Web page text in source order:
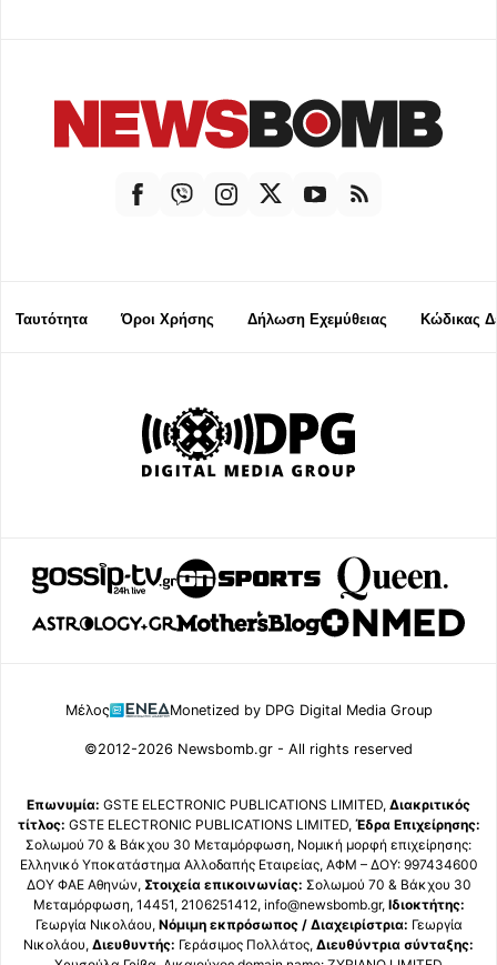
Ταυτότητα Όροι Χρήσης Δήλωση Εχεμύθειας Κώδικας
Μέλος Monetized by DPG Digital Media Group
©2012-2026 Newsbomb.gr - All rights reserved
Επωνυμία: GSTE ELECTRONIC PUBLICATIONS LIMITED, Διακριτικός
τίτλος: GSTE ELECTRONIC PUBLICATIONS LIMITED, Έδρα Επιχείρησης:
Σολωμού 70 & Βάκχου 30 Μεταμόρφωση, Νομική μορφή επιχείρησης:
Ελληνικό Υποκατάστημα Αλλοδαπής Εταιρείας, ΑΦΜ – ΔΟΥ: 997434600
ΔΟΥ ΦΑΕ Αθηνών, Στοιχεία επικοινωνίας: Σολωμού 70 & Βάκχου 30
Μεταμόρφωση, 14451, 2106251412, info@newsbomb.gr, Ιδιοκτήτης:
Γεωργία Νικολάου, Νόμιμη εκπρόσωπος / Διαχειρίστρια: Γεωργία
Νικολάου, Διευθυντής: Γεράσιμος Πολλάτος, Διευθύντρια σύνταξης: